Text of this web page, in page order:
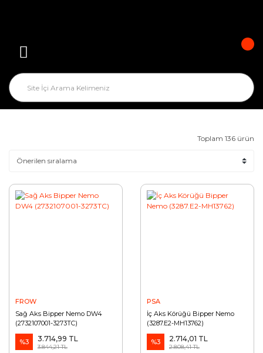
Toplam 136 ürün
FROW
Sağ Aks Bipper Nemo DW4
(2732107001-3273TC)
%3 3.714,99 TL
3.844,21 TL
PSA
İç Aks Körüğü Bipper Nemo
(3287.E2-MH13762)
%3 2.714,01 TL
2.808,41 TL